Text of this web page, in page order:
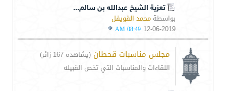
تعزية الشيخ عبدالله بن سالم...
بواسطة محمد القويفل
12-06-2019
08:49 AM
مجلس مناسبات قحطان (يشاهده 167 زائر)
اللقاءات والمناسبات التي تخص القبيله